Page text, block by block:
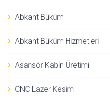
Abkant Büküm
Abkant Büküm Hizmetleri
Asansör Kabin Üretimi
CNC Lazer Kesim